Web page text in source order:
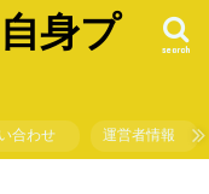
身プ
search
合わせ 運営者情報